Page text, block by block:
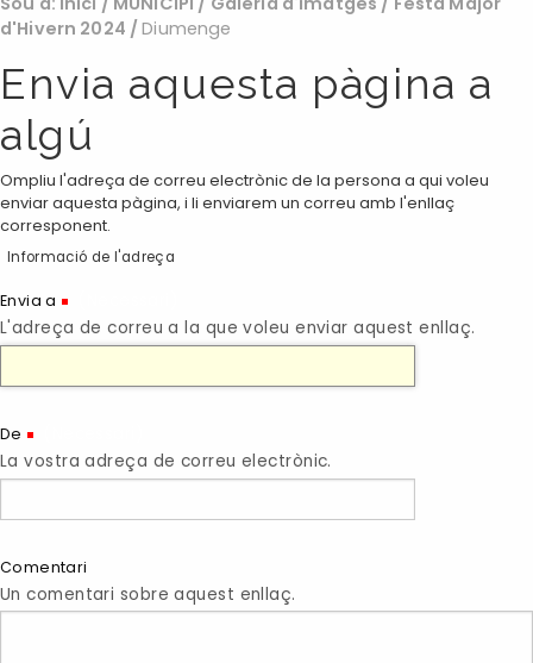
d'Hivern 2024 /Diumenge
Envia aquesta pàgina a
algú
Ompliu l'adreça de correu electrònic de la persona a qui voleu
enviar aquesta pàgina, i li enviarem un correu amb l'enllaç
corresponent.
Informació de l'adreça
Envia a
L'adreça de correu a la que voleu enviar aquest enllaç.
De
La vostra adreça de correu electrònic.
Comentari
Un comentari sobre aquest enllaç.